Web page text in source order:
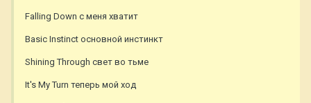
Falling Down с меня хватит
Basic Instinct основной инстинкт
Shining Through свет во тьме
It's My Turn теперь мой ход